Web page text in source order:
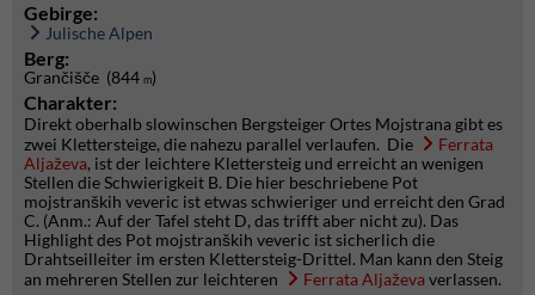
Gebirge:
Julische Alpen
Berg:
Grančišče (844 m)
Charakter:
Direkt oberhalb slowinschen Bergsteiger Ortes Mojstrana gibt es
zwei Klettersteige, die nahezu parallel verlaufen. Die
Ferrata
Aljaževa, ist der leichtere Klettersteig und erreicht an wenigen
Stellen die Schwierigkeit B. Die hier beschriebene Pot
mojstranških veveric ist etwas schwieriger und erreicht den Grad
C. (Anm.: Auf der Tafel steht D, das trifft aber nicht zu). Das
Highlight des Pot mojstranških veveric ist sicherlich die
Drahtseilleiter im ersten Klettersteig-Drittel. Man kann den Steig
an mehreren Stellen zur leichteren
Ferrata Aljaževa verlassen.